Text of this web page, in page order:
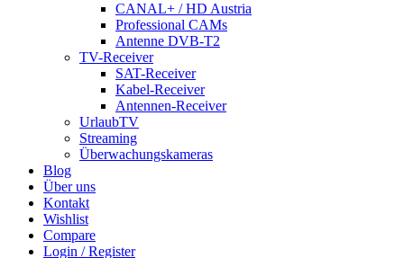
CANAL+ / HD Austria
Professional CAMs
Antenne DVB-T2
TV-Receiver
SAT-Receiver
Kabel-Receiver
Antennen-Receiver
UrlaubTV
Streaming
Überwachungskameras
Blog
Über uns
Kontakt
Wishlist
Compare
Login / Register